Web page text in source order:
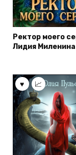
Ректор моего
Лидия Миленина